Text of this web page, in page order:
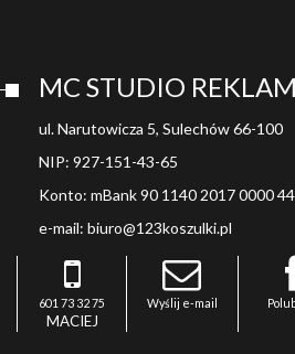
MC STUDIO
ul. Narutowicza 5, Sulechów 66-100
NIP: 927-151-43-65
Konto: mBank 90 1140 2017 0000
e-mail: biuro@123koszulki.pl
601 73 32 75
MACIEJ
Wyślij e-mail